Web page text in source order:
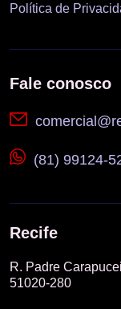
Política de
Fale conosco
(81) 99124-
Recife
R. Padre
51020-280